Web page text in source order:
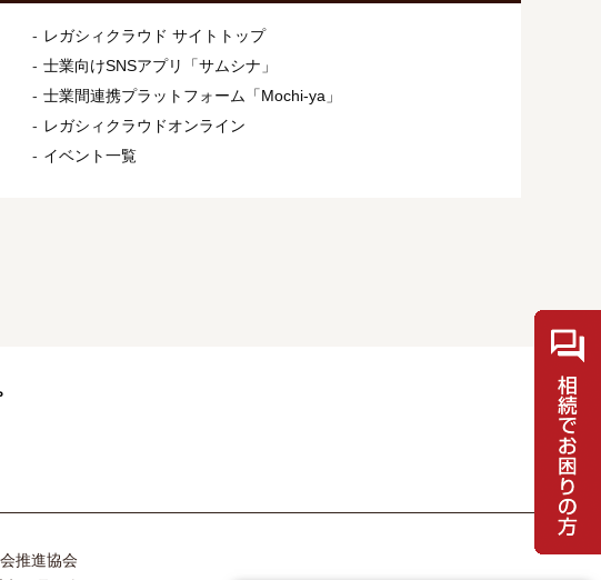
レガシィクラウド サイトトップ
士業向けSNSアプリ「サムシナ」
士業間連携プラットフォーム「Mochi-ya」
レガシィクラウドオンライン
イベント一覧
推進協会